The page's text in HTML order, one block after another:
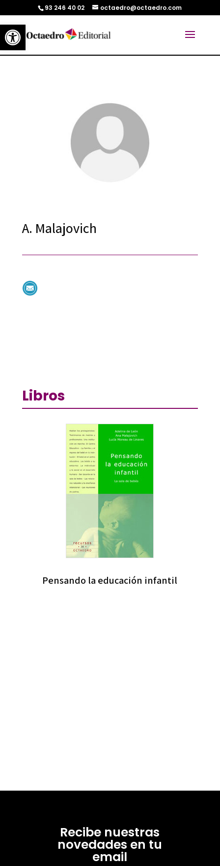
Abrir barra de herramientas
93 246 40 02 octaedro@octaedro.com
A. Malajovich
Libros
Pensando la educación infantil
Recibe nuestras
novedades en tu
email